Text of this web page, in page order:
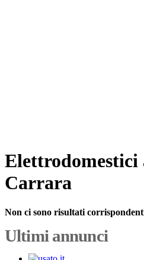
Elettrodomestici
Carrara
Non ci sono risultati
Ultimi annunci